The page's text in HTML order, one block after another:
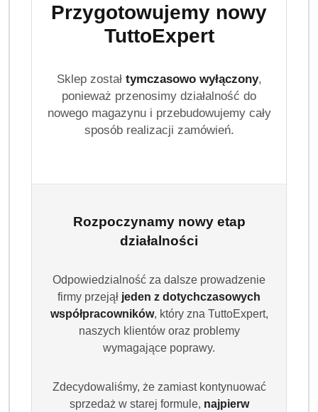
Przygotowujemy nowy
TuttoExpert
Sklep został tymczasowo wyłączony,
ponieważ przenosimy działalność do
nowego magazynu i przebudowujemy cały
sposób realizacji zamówień.
Rozpoczynamy nowy etap
działalności
Odpowiedzialność za dalsze prowadzenie
firmy przejął jeden z dotychczasowych
współpracowników, który zna TuttoExpert,
naszych klientów oraz problemy
wymagające poprawy.
Zdecydowaliśmy, że zamiast kontynuować
sprzedaż w starej formule, najpierw